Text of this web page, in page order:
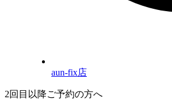
aun-fix店
2回目以降ご予約の方へ